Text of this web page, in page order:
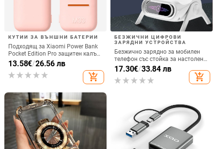
КУТИИ ЗА ВЪНШНИ БАТЕРИИ
Подходящ за Xiaomi Power Bank
Pocket Edition Pro защитен калъф
33W силиконов 10000mA
неплъзгащ се защитен калъф за
Power Bank
13.58€/26.56 лв
add_shopping_cart
БЕЗЖИЧНИ ЦИФРОВИ
ЗАРЯДНИ УСТРОЙСТВА
Безжично зарядно за мобилен
телефон със стойка за настолен
монтаж за хоризонтално или
вертикално ползване, QC3.0, 2 A,
15 W, Бързо зареждане
17.30€/33.84 лв
add_shopping_cart